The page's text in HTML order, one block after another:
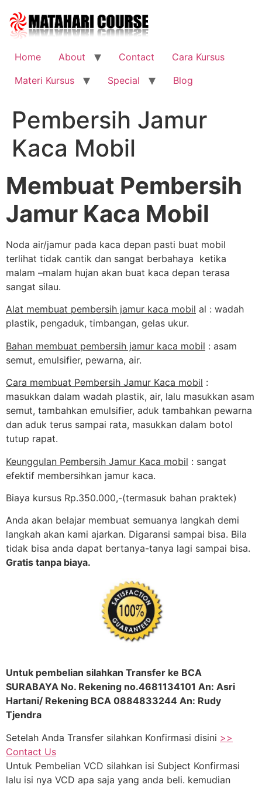
content
Home
About Contact
Cara Kursus
Materi Kursus
Special Blog
Pembersih Jamur
Kaca Mobil
Membuat Pembersih
Jamur Kaca Mobil
Noda air/jamur pada kaca depan pasti buat mobil
terlihat tidak cantik dan sangat berbahaya ketika
malam –malam hujan akan buat kaca depan terasa
sangat silau.
Alat membuat pembersih jamur kaca mobil al : wadah
plastik, pengaduk, timbangan, gelas ukur.
Bahan membuat pembersih jamur kaca mobil : asam
semut, emulsifier, pewarna, air.
Cara membuat Pembersih Jamur Kaca mobil :
masukkan dalam wadah plastik, air, lalu masukkan asam
semut, tambahkan emulsifier, aduk tambahkan pewarna
dan aduk terus sampai rata, masukkan dalam botol
tutup rapat.
Keunggulan Pembersih Jamur Kaca mobil : sangat
efektif membersihkan jamur kaca.
Biaya kursus Rp.350.000,-(termasuk bahan praktek)
Anda akan belajar membuat semuanya langkah demi
langkah akan kami ajarkan. Digaransi sampai bisa. Bila
tidak bisa anda dapat bertanya-tanya lagi sampai bisa.
Gratis tanpa biaya.
Untuk pembelian silahkan Transfer ke BCA
SURABAYA No. Rekening no.4681134101 An: Asri
Hartani/ Rekening BCA 0884833244 An: Rudy
Tjendra
Setelah Anda Transfer silahkan Konfirmasi disini >>
Contact Us
Untuk Pembelian VCD silahkan isi Subject Konfirmasi
lalu isi nya VCD apa saja yang anda beli. kemudian